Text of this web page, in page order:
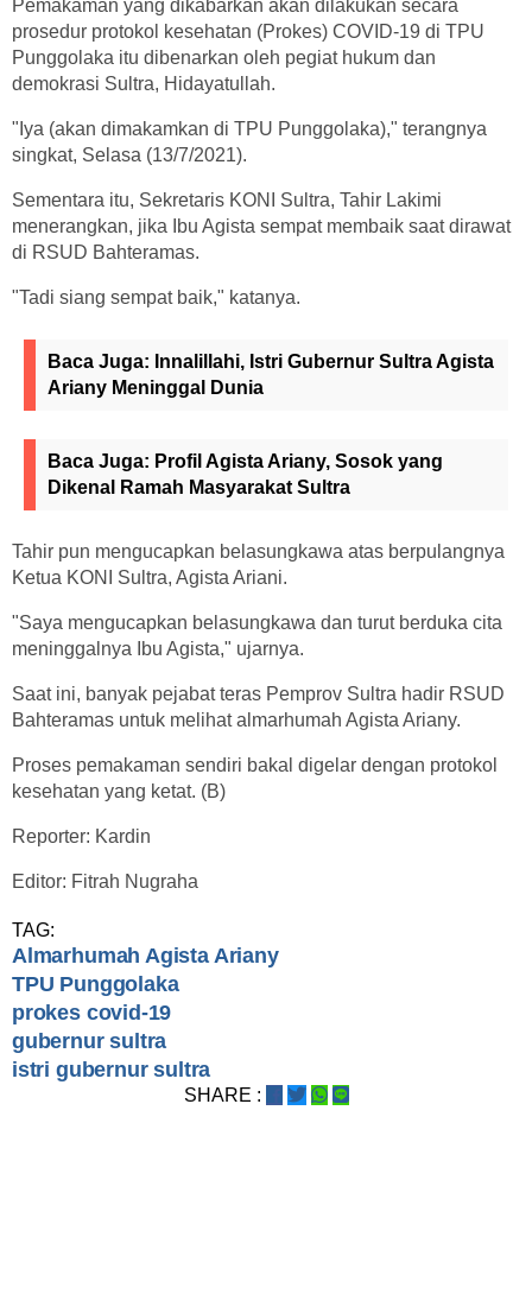
Pemakaman yang dikabarkan akan dilakukan secara
prosedur protokol kesehatan (Prokes) COVID-19 di TPU
Punggolaka itu dibenarkan oleh pegiat hukum dan
demokrasi Sultra, Hidayatullah.
"Iya (akan dimakamkan di TPU Punggolaka)," terangnya
singkat, Selasa (13/7/2021).
Sementara itu, Sekretaris KONI Sultra, Tahir Lakimi
menerangkan, jika Ibu Agista sempat membaik saat dirawat
di RSUD Bahteramas.
"Tadi siang sempat baik," katanya.
Baca Juga: Innalillahi, Istri Gubernur Sultra Agista
Ariany Meninggal Dunia
Baca Juga: Profil Agista Ariany, Sosok yang
Dikenal Ramah Masyarakat Sultra
Tahir pun mengucapkan belasungkawa atas berpulangnya
Ketua KONI Sultra, Agista Ariani.
"Saya mengucapkan belasungkawa dan turut berduka cita
meninggalnya Ibu Agista," ujarnya.
Saat ini, banyak pejabat teras Pemprov Sultra hadir RSUD
Bahteramas untuk melihat almarhumah Agista Ariany.
Proses pemakaman sendiri bakal digelar dengan protokol
kesehatan yang ketat. (B)
Reporter: Kardin
Editor: Fitrah Nugraha
TAG:
Almarhumah Agista Ariany
TPU Punggolaka
prokes covid-19
gubernur sultra
istri gubernur sultra
SHARE :